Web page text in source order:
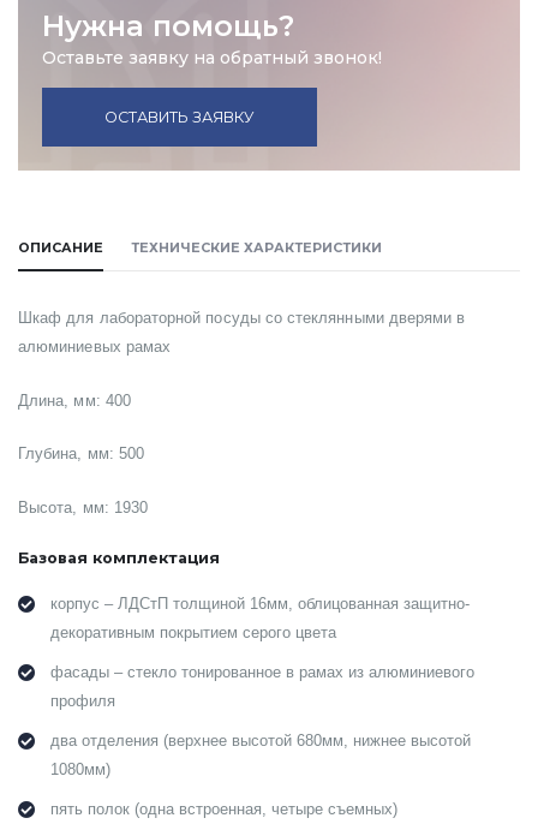
Нужна помощь?
Оставьте заявку на обратный звонок!
ОСТАВИТЬ ЗАЯВКУ
ОПИСАНИЕ ТЕХНИЧЕСКИЕ ХАРАКТЕРИСТИКИ
Шкаф для лабораторной посуды со стеклянными дверями в
алюминиевых рамах
Длина, мм: 400
Глубина, мм: 500
Высота, мм: 1930
Базовая комплектация
корпус – ЛДСтП толщиной 16мм, облицованная защитно-
декоративным покрытием серого цвета
фасады – стекло тонированное в рамах из алюминиевого
профиля
два отделения (верхнее высотой 680мм, нижнее высотой
1080мм)
пять полок (одна встроенная, четыре съемных)